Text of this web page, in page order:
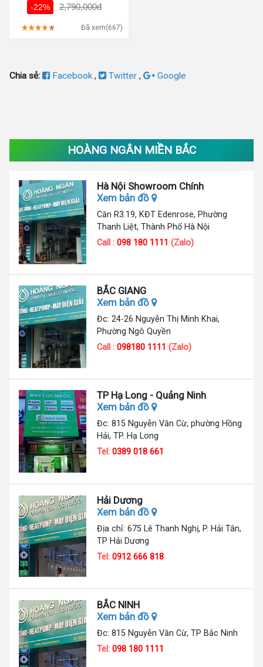
-22% 2,790,000đ
Đã xem(667)
Chia sẻ: Facebook, Twitter , Google
HOÀNG NGÂN MIỀN BẮC
Hà Nội Showroom Chính
Xem bản đồ
Căn R3.19, KĐT Edenrose, Phường
Thanh Liệt, Thành Phố Hà Nội
Call :098 180 1111 (Zalo)
BẮC GIANG
Xem bản đồ
Đc: 24-26 Nguyễn Thị Minh Khai,
Phường Ngô Quyền
Call :098180 1111 (Zalo)
TP Hạ Long - Quảng Ninh
Xem bản đồ
Đc: 815 Nguyễn Văn Cừ, phường Hồng
Hải, TP. Hạ Long
Tel:0389 018 661
Hải Dương
Xem bản đồ
Địa chỉ: 675 Lê Thanh Nghị, P. Hải Tân,
TP Hải Dương
Tel:0912 666 818
BẮC NINH
Xem bản đồ
Đc: 815 Nguyễn Văn Cừ, TP Bắc Ninh
Tel:098 180 1111